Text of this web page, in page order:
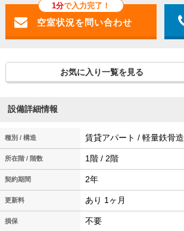
1分で入力完了！
お気に入り一覧を見る
設備詳細情報
種別 / 構造 賃貸アパート / 軽量鉄骨造
所在階 / 階数 1階 / 2階
契約期間 2年
更新料 あり 1ヶ月
損保 不要